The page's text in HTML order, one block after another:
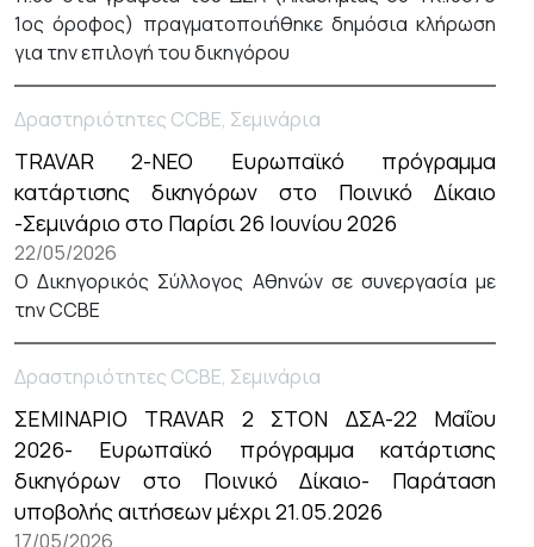
1ος όροφος) πραγματοποιήθηκε δημόσια κλήρωση
για την επιλογή του δικηγόρου
Δραστηριότητες CCBE, Σεμινάρια
TRAVAR 2-NEO Ευρωπαϊκό πρόγραμμα
κατάρτισης δικηγόρων στο Ποινικό Δίκαιο
-Σεμινάριο στο Παρίσι 26 Ιουνίου 2026
22/05/2026
Ο Δικηγορικός Σύλλογος Αθηνών σε συνεργασία με
την CCBE
Δραστηριότητες CCBE, Σεμινάρια
ΣΕΜΙΝΑΡΙΟ TRAVAR 2 ΣΤΟΝ ΔΣΑ-22 Μαΐου
2026- Ευρωπαϊκό πρόγραμμα κατάρτισης
δικηγόρων στο Ποινικό Δίκαιο- Παράταση
υποβολής αιτήσεων μέχρι 21.05.2026
17/05/2026